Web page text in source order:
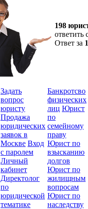
198
ответить
Ответ за
Задать
вопрос
юристу
Продажа
юридических
заявок в
Москве Вход
с паролем
Личный
кабинет
Директолог
по
юридической
тематике
Банкротсво
физических
лиц Юрист
по
семейному
праву
Юрист по
взысканию
долгов
Юрист по
жилищным
вопросам
Юрист по
наследству